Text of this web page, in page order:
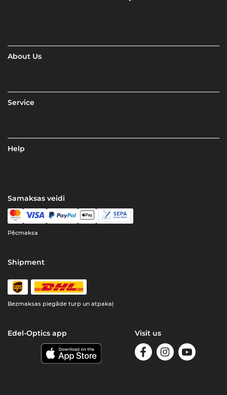
About Us
Service
Help
Samaksas veidi
Pēcmaksa
Shipment
Bezmaksas piegāde turp un atpakaļ
Edel-Optics app Visit us